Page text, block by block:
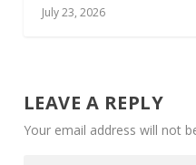
July 23, 2026
LEAVE A REPLY
Your email address will not